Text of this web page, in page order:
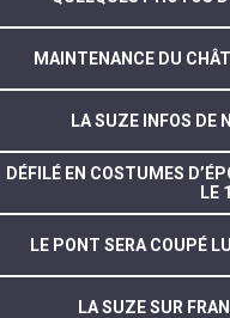
MAINTENANCE DU
LA SUZE INFOS DE
DÉFILÉ EN COSTUMES
LE
LE PONT SERA COUPÉ
LA SUZE SUR